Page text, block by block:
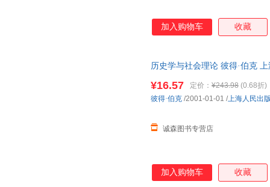
加入购物车 收藏
历史学与社会理论 彼得·伯克
¥16.57 定价： ¥243.98 (0.68折)
诚森图书专营店
彼得·伯克 /2001-01-01 /上海人民出
加入购物车 收藏